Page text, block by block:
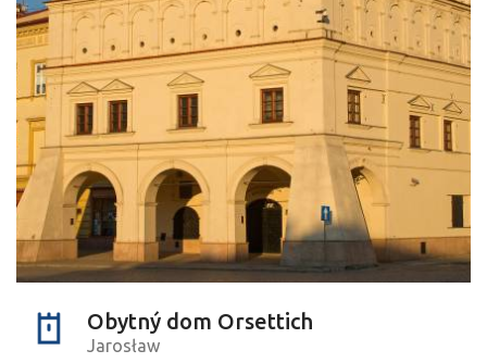
Obytný dom Orsettich
Jarosław